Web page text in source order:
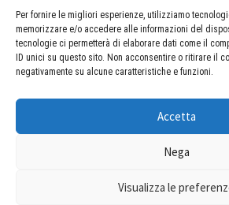
Per fornire le migliori esperienze, utilizziamo
memorizzare e/o accedere alle informazioni del
tecnologie ci permetterà di elaborare dati come il
ID unici su questo sito. Non acconsentire o ritirare il
negativamente su alcune caratteristiche e funzioni.
Accetta
Nega
Visualizza le
SEGUICI SUI SOCIAL
© 2026 Emporio Marini s.r.l., P.IVA
Publipress srl
Kerakoll